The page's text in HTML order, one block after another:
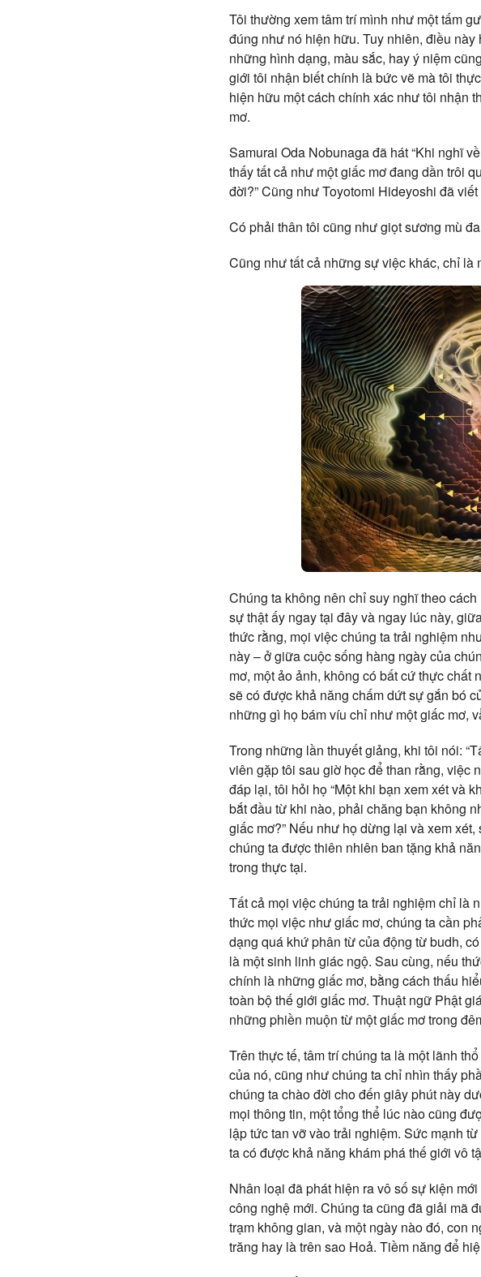
Tôi thường xem tâm trí mình như một tấm
đúng như nó hiện hữu. Tuy nhiên, điều
những hình dạng, màu sắc, hay ý niệm
giới tôi nhận biết chính là bức vẽ mà tôi
hiện hữu một cách chính xác như tôi nhận
mơ.
Samurai Oda Nobunaga đã hát “Khi nghĩ
thấy tất cả như một giấc mơ đang dần trôi
đời?” Cũng như Toyotomi Hideyoshi đã
Có phải thân tôi cũng như giọt sương mù
Cũng như tất cả những sự việc khác, chỉ là
Chúng ta không nên chỉ suy nghĩ theo
sự thật ấy ngay tại đây và ngay lúc này,
thức rằng, mọi việc chúng ta trải nghiệm
này – ở giữa cuộc sống hàng ngày của
mơ, một ảo ảnh, không có bất cứ thực
sẽ có được khả năng chấm dứt sự gắn bó
những gì họ bám víu chỉ như một giấc mơ,
Trong những lần thuyết giảng, khi tôi nói:
viên gặp tôi sau giờ học để than rằng, việc
đáp lại, tôi hỏi họ “Một khi bạn xem xét và
bắt đầu từ khi nào, phải chăng bạn không
giấc mơ?” Nếu như họ dừng lại và xem
chúng ta được thiên nhiên ban tặng khả
trong thực tại.
Tất cả mọi việc chúng ta trải nghiệm chỉ là
thức mọi việc như giấc mơ, chúng ta cần
dạng quá khứ phân từ của động từ budh,
là một sinh linh giác ngộ. Sau cùng, nếu
chính là những giấc mơ, bằng cách thấu
toàn bộ thế giới giấc mơ. Thuật ngữ Phật
những phiền muộn từ một giấc mơ trong
Trên thực tế, tâm trí chúng ta là một lãnh
của nó, cũng như chúng ta chỉ nhìn thấy
chúng ta chào đời cho đến giây phút này
mọi thông tin, một tổng thể lúc nào cũng
lập tức tan vỡ vào trải nghiệm. Sức mạnh
ta có được khả năng khám phá thế giới vô
Nhân loại đã phát hiện ra vô số sự kiện
công nghệ mới. Chúng ta cũng đã giải mã
trạm không gian, và một ngày nào đó, con
trăng hay là trên sao Hoả. Tiềm năng để